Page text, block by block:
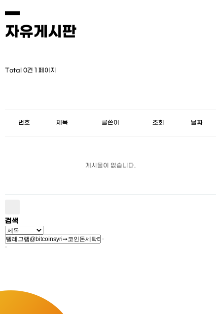
자유게시판
Total 0건 1 페이지
번호 제목 글쓴이 조회 날짜
게시물이 없습니다.
검색